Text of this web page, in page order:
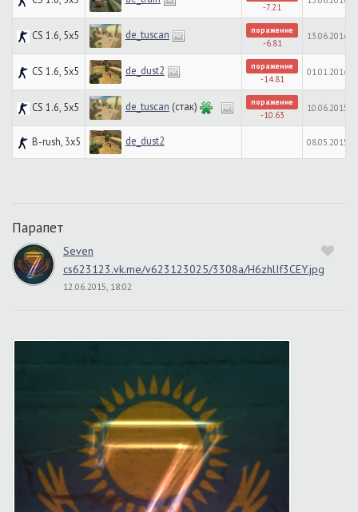
-7.21
CS 1.6, 5x5 de_tuscan поражение
-6.81
13.06.2016,
CS 1.6, 5x5 de_dust2 поражение
-14.81
01.01.2016,
CS 1.6, 5x5 de_tuscan (стак) поражение
-10.63
10.06.2015,
B-rush, 3x5 de_dust2 08.05.2015,
Парапет
Seven
cs623123.vk.me/v623123025/3308a/H6zhlIf3CEY.jpg
12.06.2015, 18:02